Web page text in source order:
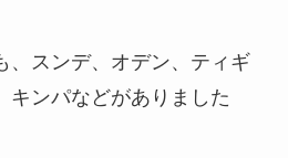
、スンデ、オデン、ティギ
キンパなどがありました